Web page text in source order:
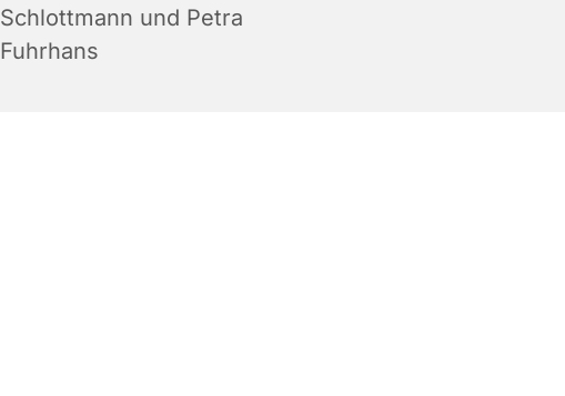
Schlottmann und Petra
Fuhrhans